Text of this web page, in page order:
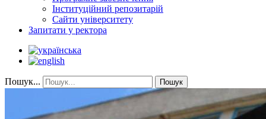
Інституційний репозитарій
Сайти університету
Запитати у ректора
Пошук... Пошук